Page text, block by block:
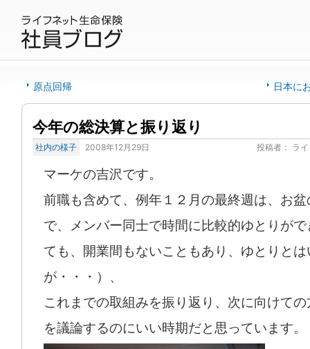
原点回帰 日本に
今年の総決算と振り返り
社内の様子 2008年12月29日 投稿者： ラ
マーケの吉沢です。
前職も含めて、例年１２月の最終週は、お
で、メンバー同士で時間に比較的ゆとりが
ても、開業間もないこともあり、ゆとりと
が・・・）、
これまでの取組みを振り返り、次に向けて
を議論するのにいい時期だと思っています。